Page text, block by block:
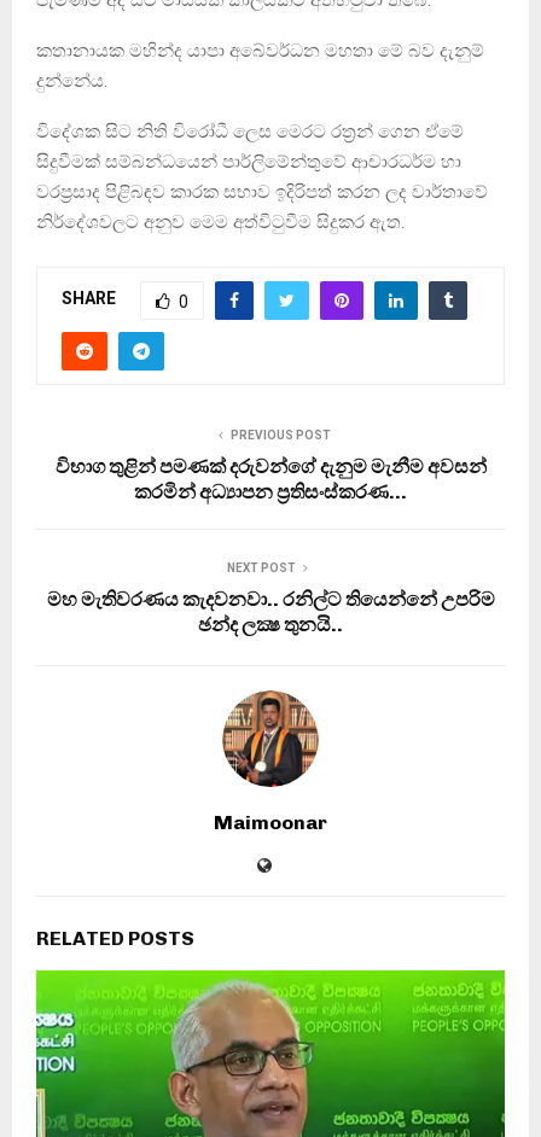
කතානායක මහින්ද යාපා අබේවර්ධන මහතා මේ බව දැනුම්
දුන්නේය.
විදේශක සිට නිති විරෝධී ලෙස මෙරට රත‍්‍රන් ගෙන ඒමේ
සිදුවීමක් සම්බන්ධයෙන් පාර්ලිමේන්තුවේ ආචාරධර්ම හා
වරප්‍රසාද පිළිබඳව කාරක සභාව ඉදිරිපත් කරන ලද වාර්තාවේ
නිර්දේශවලට අනුව මෙම අත්විටුවීම සිදුකර ඇත.
SHARE 0
PREVIOUS POST
විභාග තුළින් පමණක් දරුවන්ගේ දැනුම මැනීම අවසන්
කරමින් අධ්‍යාපන ප‍්‍රතිසංස්කරණ…
NEXT POST
මහ මැතිවරණය කැදවනවා.. රනිල්ට තියෙන්නේ උපරිම
ඡන්ද ලක්‍ෂ තුනයි..
Maimoonar
RELATED POSTS